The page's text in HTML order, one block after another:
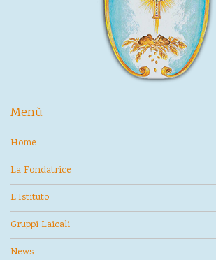
Menù
Home
La Fondatrice
L’Istituto
Gruppi Laicali
News